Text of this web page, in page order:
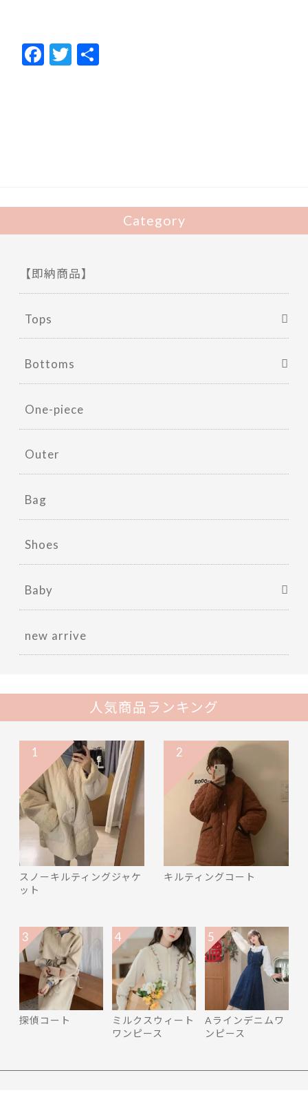
F
ac
T
w
Category
【即納商品】
Tops
Bottoms
One-piece
Outer
Bag
Shoes
Baby
new arrive
人気商品ランキング
スノーキルティングジャケ
ット
1
キルティングコート
2
探偵コート
3
ミルクスウィート
ワンピース
4
Aラインデニムワ
ンピース
5